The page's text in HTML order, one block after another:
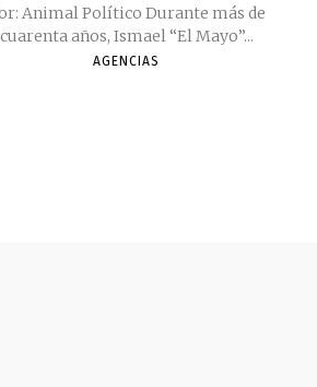
Animal Político Durante más de
cuarenta años, Ismael “El Mayo”...
AGENCIAS